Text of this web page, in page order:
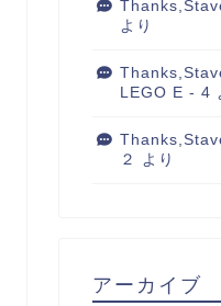
より
LEGO E - 4
２
より
アーカイブ